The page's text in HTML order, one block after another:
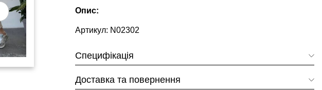
Опис:
Артикул: N02302
Специфікація
Доставка та повернення